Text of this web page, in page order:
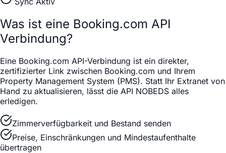
Was ist eine Booking.com API
Verbindung?
Eine Booking.com API-Verbindung ist ein direkter,
zertifizierter Link zwischen Booking.com und Ihrem
Property Management System (PMS). Statt Ihr Extranet von
Hand zu aktualisieren, lässt die API NOBEDS alles
erledigen.
Zimmerverfügbarkeit und Bestand senden
Preise, Einschränkungen und Mindestaufenthalte
übertragen